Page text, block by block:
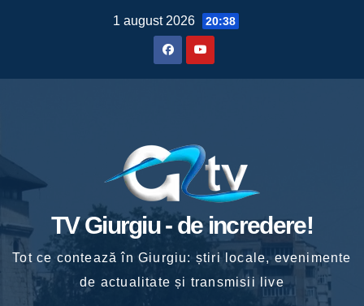
1 august 2026 20:38
TV Giurgiu - de incredere!
Tot ce contează în Giurgiu: știri locale, evenimente
de actualitate și transmisii live